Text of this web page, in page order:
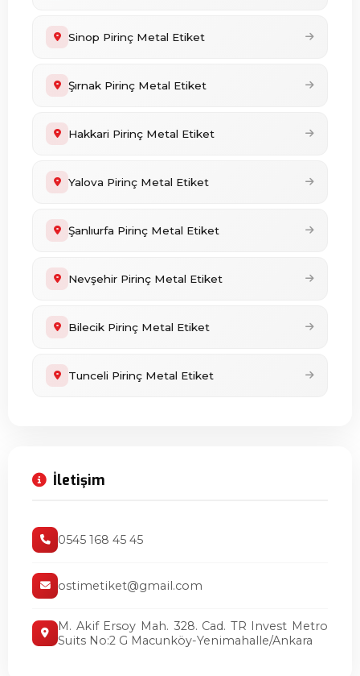
Sinop Pirinç Metal Etiket
Şırnak Pirinç Metal Etiket
Hakkari Pirinç Metal Etiket
Yalova Pirinç Metal Etiket
Şanlıurfa Pirinç Metal Etiket
Nevşehir Pirinç Metal Etiket
Bilecik Pirinç Metal Etiket
Tunceli Pirinç Metal Etiket
İletişim
0545 168 45 45
ostimetiket@gmail.com
M. Akif Ersoy Mah. 328. Cad. TR Invest Metro
Suits No:2 G Macunköy-Yenimahalle/Ankara